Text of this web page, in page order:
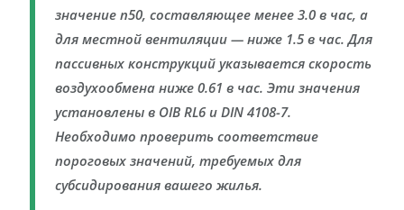
значение n50, составляющее менее 3.0 в час, а
для местной вентиляции — ниже 1.5 в час. Для
пассивных конструкций указывается скорость
воздухообмена ниже 0.61 в час. Эти значения
установлены в OIB RL6 и DIN 4108-7.
Необходимо проверить соответствие
пороговых значений, требуемых для
субсидирования вашего жилья.